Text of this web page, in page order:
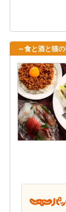
～食と酒と猫